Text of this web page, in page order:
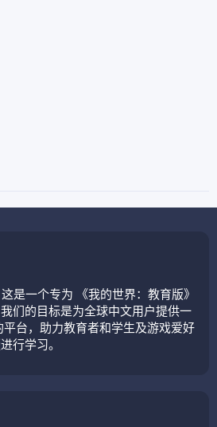
是一个专为 《我的世界：教育版》
们的目标是为全球中文用户提供一
台，助力教育者和学生及游戏爱好
行学习。